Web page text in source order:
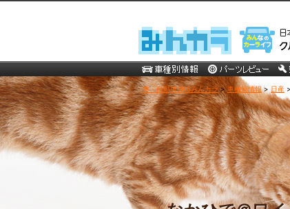
車・自動車SNSみんカラ>車種別情報> 日産 >